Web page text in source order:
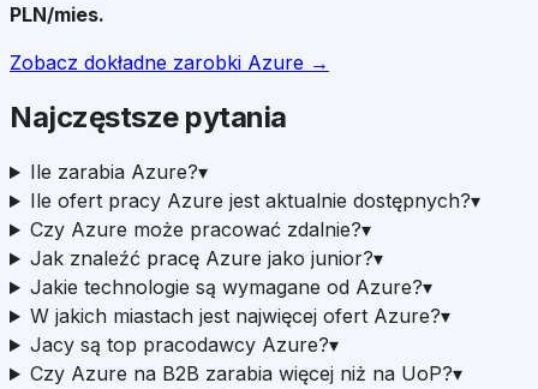
PLN/mies.
Zobacz dokładne zarobki Azure →
Najczęstsze pytania
Ile zarabia Azure?▾
Ile ofert pracy Azure jest aktualnie dostępnych?▾
Czy Azure może pracować zdalnie?▾
Jak znaleźć pracę Azure jako junior?▾
Jakie technologie są wymagane od Azure?▾
W jakich miastach jest najwięcej ofert Azure?▾
Jacy są top pracodawcy Azure?▾
Czy Azure na B2B zarabia więcej niż na UoP?▾